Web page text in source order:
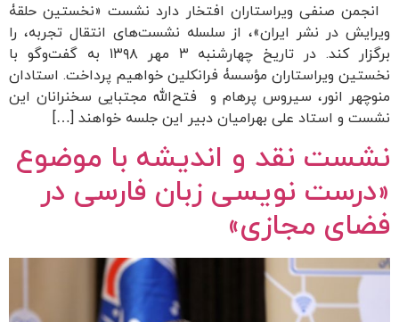
انجمن صنفی ویراستاران افتخار دارد نشست «نخستین حلقۀ
ویرایش در نشر ایران»، از سلسله نشست‌های انتقال تجربه، را
برگزار کند. در تاریخ چهارشنبه ۳ مهر ۱۳۹۸ به گفت‌وگو با
نخستین ویراستاران مؤسسۀ فرانکلین خواهیم پرداخت. استادان
منوچهر انور، سیروس پرهام و فتح‌الله مجتبایی سخنرانان این
نشست و استاد علی بهرامیان دبیر این جلسه خواهند […]
نشست نقد و اندیشه با موضوع
«درست نویسی زبان فارسی در
فضای مجازی»